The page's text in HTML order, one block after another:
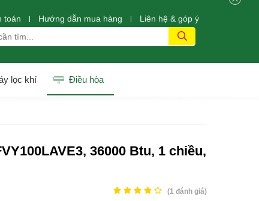
toán Hướng dẫn mua hàng Liên hệ & góp ý
lọc khí Điều hòa
36000 Btu, 1 chiều,
(1đánh giá)